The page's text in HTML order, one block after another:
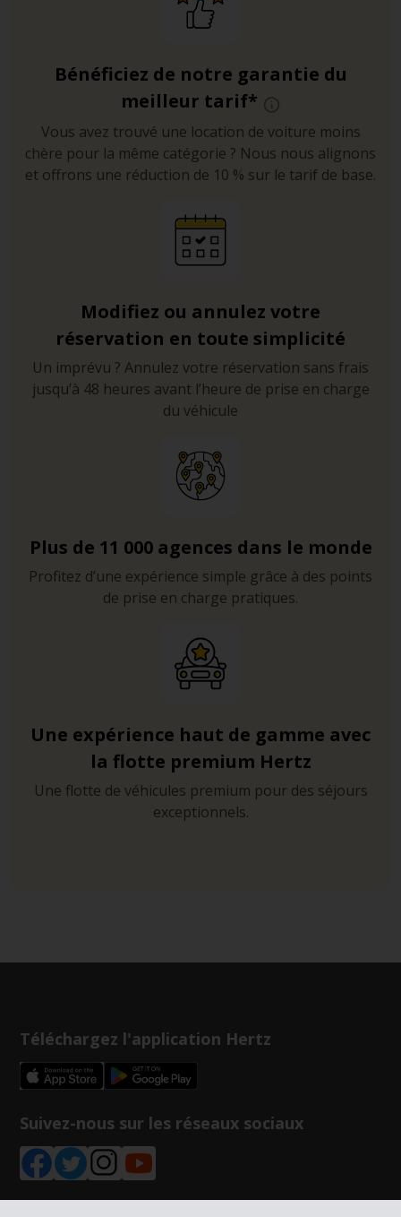
Bénéficiez de notre garantie du
meilleur tarif*
Vous avez trouvé une location de voiture moins
chère pour la même catégorie ? Nous nous alignons
et offrons une réduction de 10 % sur le tarif de base.
Modifiez ou annulez votre
réservation en toute simplicité
Un imprévu ? Annulez votre réservation sans frais
jusqu’à 48 heures avant l’heure de prise en charge
du véhicule
Plus de 11 000 agences dans le monde
Profitez d’une expérience simple grâce à des points
de prise en charge pratiques.
Une expérience haut de gamme avec
la flotte premium Hertz
Une flotte de véhicules premium pour des séjours
exceptionnels.
Téléchargez l'application Hertz
Suivez-nous sur les réseaux sociaux